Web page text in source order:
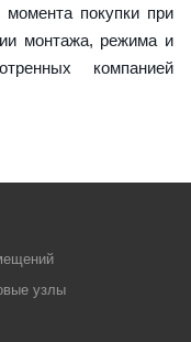
покупки при
монтажа, режима и
компанией
узлы